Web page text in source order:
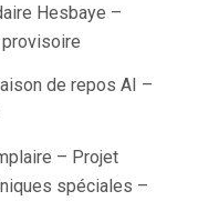
Hesbaye –
de repos AI –
– Projet
spéciales –